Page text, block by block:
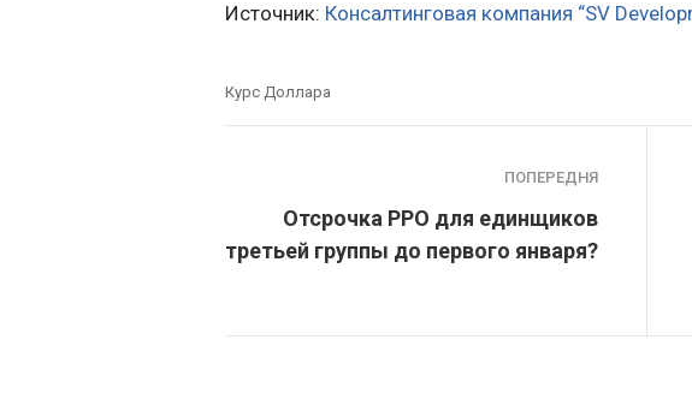
Источник: Консалтинговая компания “SV
Курс Доллара
ПОПЕРЕДНЯ
Отсрочка РРО для единщиков
третьей группы до первого января?